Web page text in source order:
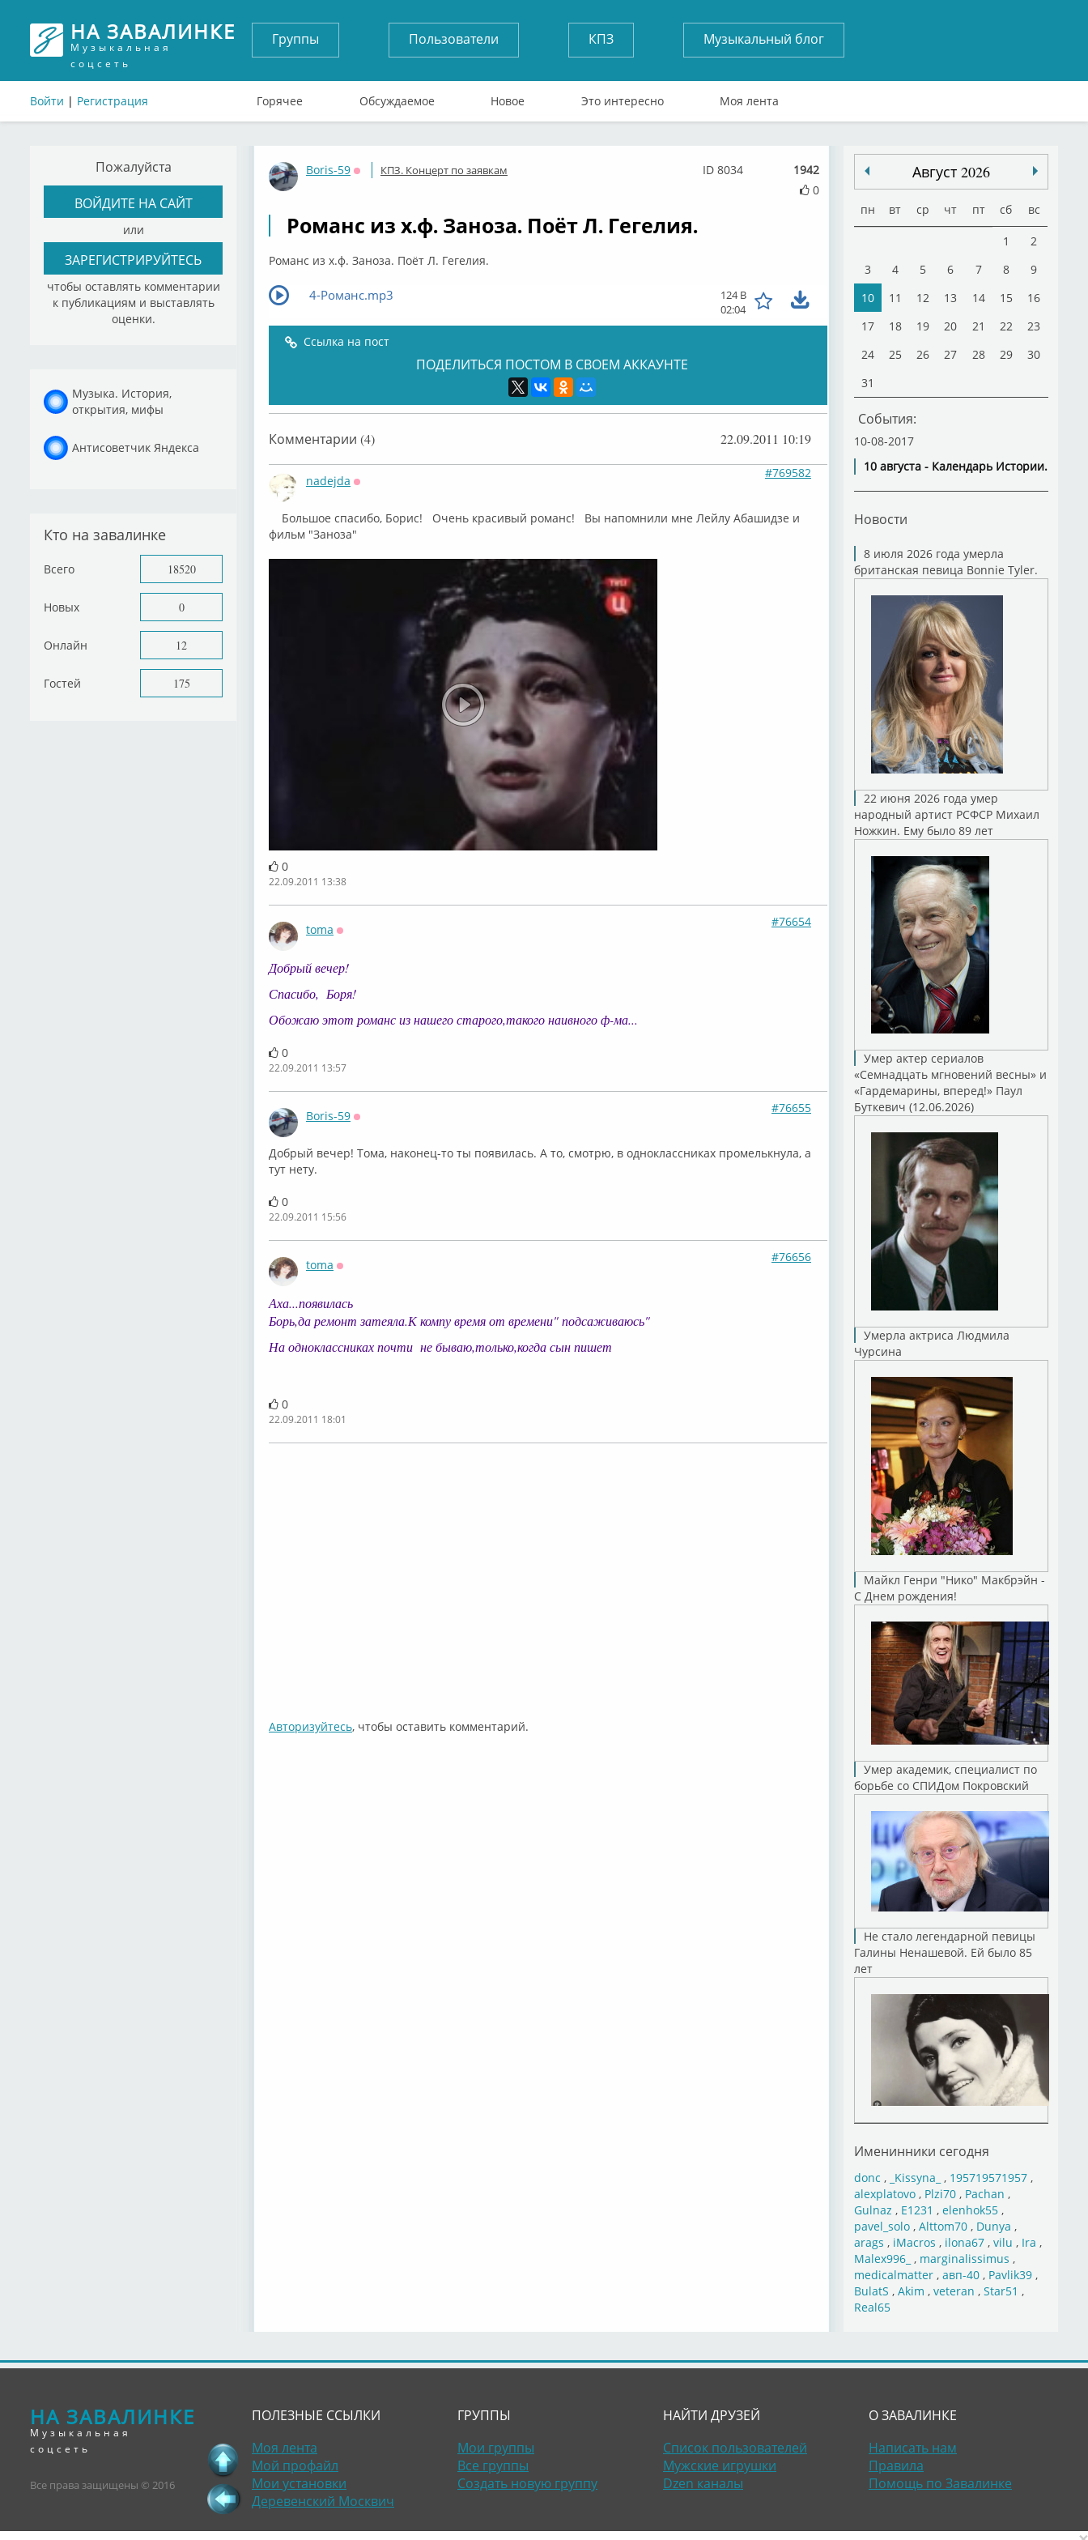
НА ЗАВАЛИНКЕ
Музыкальная
соцсеть
Войти | Регистрация
Группы Пользователи КПЗ Музыкальный блог
Горячее Обсуждаемое Новое Это интересно Моя лента
Пожалуйста
ВОЙДИТЕ НА САЙТ
или
ЗАРЕГИСТРИРУЙТЕСЬ
чтобы оставлять комментарии
к публикациям и выставлять
оценки.
Музыка. История,
открытия, мифы
Антисоветчик Яндекса
Кто на завалинке
Всего 18520
Новых 0
Онлайн 12
Гостей 175
Boris-59
Оффлайн
КПЗ. Концерт по заявкам
1942
0
ID 8034
Романс из х.ф. Заноза. Поёт Л. Гегелия.
Романс из х.ф. Заноза. Поёт Л. Гегелия.
4-Романс.mp3
124 B
02:04
Ссылка на пост
ПОДЕЛИТЬСЯ ПОСТОМ В СВОЕМ АККАУНТЕ
Комментарии (4) 22.09.2011 10:19
nadejda
#769582
Большое спасибо, Борис! Очень красивый романс! Вы напомнили мне Лейлу Абашидзе и
фильм "Заноза"
0
22.09.2011 13:38
toma
#76654
Добрый вечер!
Спасибо, Боря!
Обожаю этот романс из нашего старого,такого наивного ф-ма...
0
22.09.2011 13:57
Boris-59
#76655
Добрый вечер! Тома, наконец-то ты появилась. А то, смотрю, в одноклассниках промелькнула, а
тут нету.
0
22.09.2011 15:56
toma
#76656
Аха...появилась
Борь,да ремонт затеяла.К компу время от времени" подсаживаюсь"
На одноклассниках почти не бываю,только,когда сын пишет
0
22.09.2011 18:01
Авторизуйтесь, чтобы оставить комментарий.
Август 2026
пн вт ср чт пт сб вс
1
2
3
4 5 6 7 8
9
10
11 12 13 14 15
16
17
18 19 20 21 22
23
24
25 26 27 28 29
30
31
События:
10-08-2017
10 августа - Календарь Истории.
Новости
8 июля 2026 года умерла
британская певица Bonnie Tyler.
22 июня 2026 года умер
народный артист РСФСР Михаил
Ножкин. Ему было 89 лет
Умер актер сериалов
«Семнадцать мгновений весны» и
«Гардемарины, вперед!» Паул
Буткевич (12.06.2026)
Умерла актриса Людмила
Чурсина
Майкл Генри "Нико" Макбрэйн -
С Днем рождения!
Умер академик, специалист по
борьбе со СПИДом Покровский
Не стало легендарной певицы
Галины Ненашевой. Ей было 85
лет
Именинники сегодня
donc , _Kissyna_ , 195719571957,
alexplatovo, Plzi70, Pachan ,
Gulnaz , E1231 , elenhok55,
pavel_solo, Alttom70, Dunya ,
arags , iMacros , ilona67, vilu , Ira ,
Malex996_ , marginalissimus ,
medicalmatter, авп-40, Pavlik39,
BulatS , Akim , veteran , Star51 ,
Real65
НА ЗАВАЛИНКЕ
Музыкальная
соцсеть
Все права защищены © 2016
ПОЛЕЗНЫЕ ССЫЛКИ
Моя лента
Мой профайл
Мои установки
Деревенский Москвич
ГРУППЫ
Мои группы
Все группы
Создать новую группу
НАЙТИ ДРУЗЕЙ
Список пользователей
Мужские игрушки
Dzen каналы
О ЗАВАЛИНКЕ
Написать нам
Правила
Помощь по Завалинке